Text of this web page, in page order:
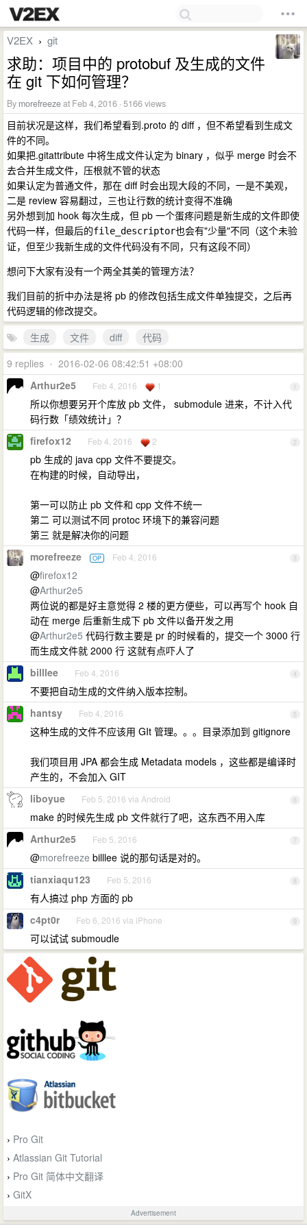
V2EX › git
求助：项目中的 protobuf 及生成的文件
在 git 下如何管理？
By morefreezeat Feb 4, 2016 · 5166 views
目前状况是这样，我们希望看到.proto 的 diff ，但不希望看到生成文
件的不同。
如果把.gitattribute 中将生成文件认定为 binary ，似乎 merge 时会不
去合并生成文件，压根就不管的状态
如果认定为普通文件，那在 diff 时会出现大段的不同，一是不美观，
二是 review 容易翻过，三也让行数的统计变得不准确
另外想到加 hook 每次生成，但 pb 一个蛋疼问题是新生成的文件即使
代码一样，但最后的file_descriptor也会有"少量"不同（这个未验
证，但至少我新生成的文件代码没有不同，只有这段不同）
想问下大家有没有一个两全其美的管理方法？
我们目前的折中办法是将 pb 的修改包括生成文件单独提交，之后再
代码逻辑的修改提交。
生成
文件 diff
代码
9 replies • 2016-02-06 08:42:51 +08:00
1
Arthur2e5 Feb 4, 2016 1
所以你想要另开个库放 pb 文件， submodule 进来，不计入代
码行数「绩效统计」？
2
firefox12 Feb 4, 2016 2
pb 生成的 java cpp 文件不要提交。
在构建的时候，自动导出，
第一可以防止 pb 文件和 cpp 文件不统一
第二 可以测试不同 protoc 环境下的兼容问题
第三 就是解决你的问题
3
morefreeze OP Feb 4, 2016
@firefox12
@Arthur2e5
两位说的都是好主意觉得 2 楼的更方便些，可以再写个 hook 自
动在 merge 后重新生成下 pb 文件以备开发之用
@Arthur2e5 代码行数主要是 pr 的时候看的，提交一个 3000 行
而生成文件就 2000 行 这就有点吓人了
4
billlee Feb 4, 2016
不要把自动生成的文件纳入版本控制。
5
hantsy Feb 4, 2016
这种生成的文件不应该用 GIt 管理。。。目录添加到 gitignore
我们项目用 JPA 都会生成 Metadata models ，这些都是编译时
产生的，不会加入 GIT
6
liboyue Feb 5, 2016 via Android
make 的时候先生成 pb 文件就行了吧，这东西不用入库
7
Arthur2e5 Feb 5, 2016
@morefreeze billlee 说的那句话是对的。
8
tianxiaqu123 Feb 5, 2016
有人搞过 php 方面的 pb
9
c4pt0r Feb 6, 2016 via iPhone
可以试试 submoudle
› Pro Git
› Atlassian Git Tutorial
› Pro Git 简体中文翻译
› GitX
Advertisement